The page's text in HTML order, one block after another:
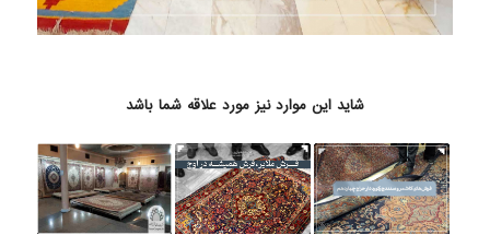
شاید این موارد نیز مورد علاقه شما باشد